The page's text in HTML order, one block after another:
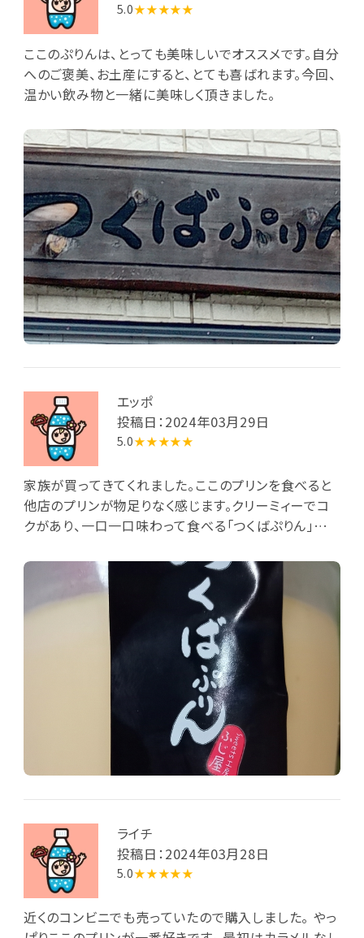
5.0★★★★★
ここのぷりんは、とっても美味しいでオススメです。自分
へのご褒美、お土産にすると、とても喜ばれます。今回、
温かい飲み物と一緒に美味しく頂きました。
エッポ
投稿日：2024年03月29日
5.0★★★★★
家族が買ってきてくれました。ここのプリンを食べると
他店のプリンが物足りなく感じます。クリーミィーでコ
クがあり、一口一口味わって食べる「つくばぷりん」で
ライチ
投稿日：2024年03月28日
5.0★★★★★
近くのコンビニでも売っていたので購入しました。 やっ